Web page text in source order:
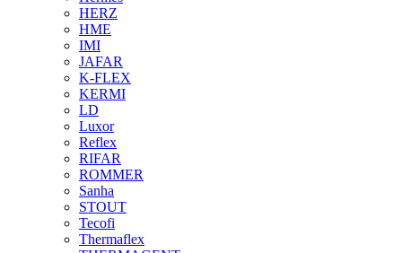
HERZ
HME
IMI
JAFAR
K-FLEX
KERMI
LD
Luxor
Reflex
RIFAR
ROMMER
Sanha
STOUT
Tecofi
Thermaflex